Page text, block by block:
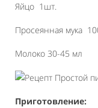
Яйцо 1шт.
Просеянная мука
Молоко 30-45 мл
Приготовление: